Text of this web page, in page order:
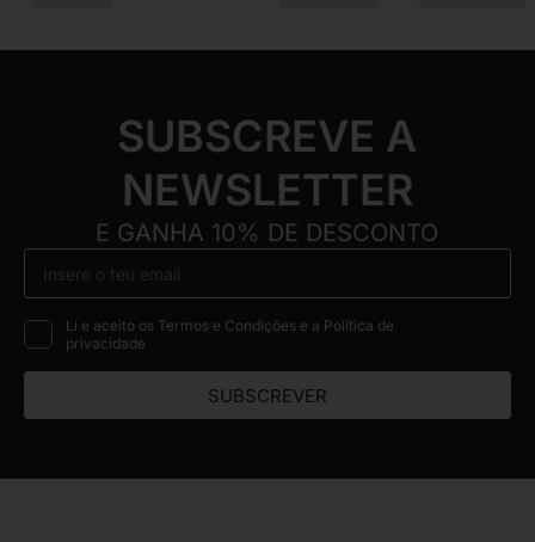
SUBSCREVE A
NEWSLETTER
E GANHA 10% DE DESCONTO
Li e aceito os Termos e Condições e a Política de
privacidade
SUBSCREVER